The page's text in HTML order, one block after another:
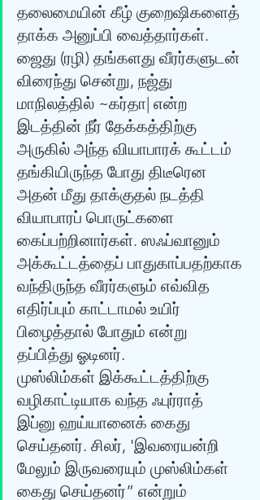
தலைமையின் கீழ் குறைஷிகளைத்
தாக்க அனுப்பி வைத்தார்கள்.
ஜைது (ரழி) தங்களது வீரர்களுடன்
விரைந்து சென்று, நஜ்து
மாநிலத்தில் ~கர்தா| என்ற
இடத்தின் நீர் தேக்கத்திற்கு
அருகில் அந்த வியாபாரக் கூட்டம்
தங்கியிருந்த போது திடீரென
அதன் மீது தாக்குதல் நடத்தி
வியாபாரப் பொருட்களை
கைப்பற்றினார்கள். ஸஃப்வானும்
அக்கூட்டத்தைப் பாதுகாப்பதற்காக
வந்திருந்த வீரர்களும் எவ்வித
எதிர்ப்பும் காட்டாமல் உயிர்
பிழைத்தால் போதும் என்று
தப்பித்து ஓடினர்.
முஸ்லிம்கள் இக்கூட்டத்திற்கு
வழிகாட்டியாக வந்த ஃபுர்ராத்
இப்னு ஹய்யானைக் கைது
செய்தனர். சிலர், 'இவரையன்றி
மேலும் இருவரையும் முஸ்லிம்கள்
கைது செய்தனர்” என்றும்